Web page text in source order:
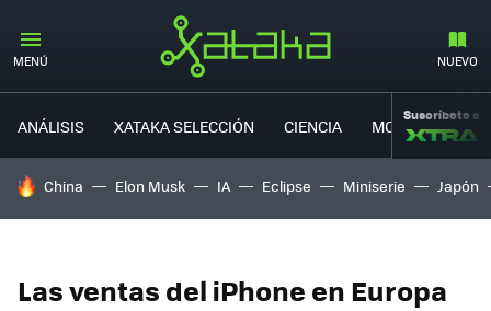
MENÚ NUEVO
ANÁLISIS XATAKA SELECCIÓN CIENCIA MOVILIDAD
Suscríbete a
HOY SE HABLA DE
China Elon Musk IA Eclipse Miniserie Japón
Las ventas del iPhone en Europa